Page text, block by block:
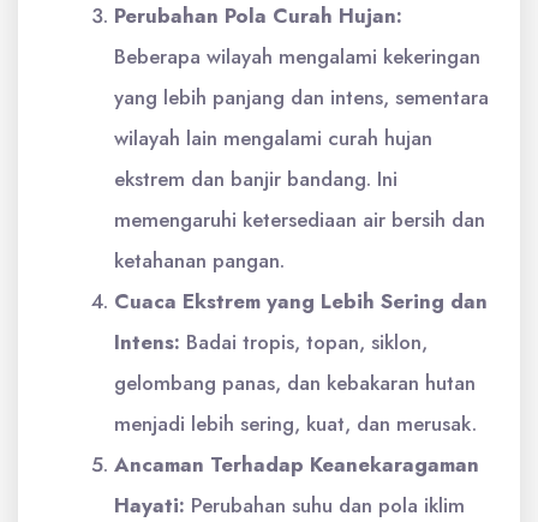
Perubahan Pola Curah Hujan:
Beberapa wilayah mengalami kekeringan
yang lebih panjang dan intens, sementara
wilayah lain mengalami curah hujan
ekstrem dan banjir bandang. Ini
memengaruhi ketersediaan air bersih dan
ketahanan pangan.
Cuaca Ekstrem yang Lebih Sering dan
Intens: Badai tropis, topan, siklon,
gelombang panas, dan kebakaran hutan
menjadi lebih sering, kuat, dan merusak.
Ancaman Terhadap Keanekaragaman
Hayati: Perubahan suhu dan pola iklim